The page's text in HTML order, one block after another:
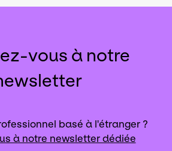
vous à notre
basé à l'étranger ?
à notre newsletter dédiée